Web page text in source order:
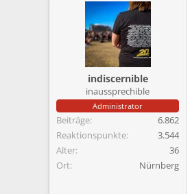
t
e
l
l
t
a
m
indiscernible
inaussprechible
Administrator
Beiträge
6.862
Reaktionspunkte
3.544
Alter
36
Ort
Nürnberg